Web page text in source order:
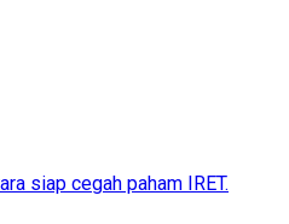
siap cegah paham IRET.